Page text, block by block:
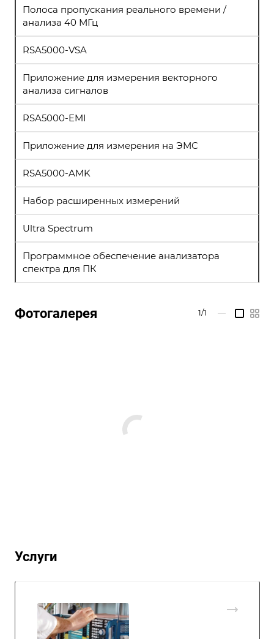
Полоса пропускания реального времени /
анализа 40 МГц
RSA5000-VSA
Приложение для измерения векторного
анализа сигналов
RSA5000-EMI
Приложение для измерения на ЭМС
RSA5000-AMK
Набор расширенных измерений
Ultra Spectrum
Программное обеспечение анализатора
спектра для ПК
Фотогалерея 1/1 —
Услуги